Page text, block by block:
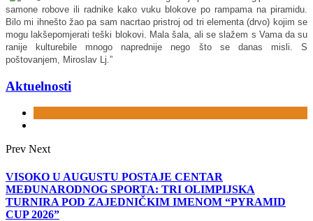
samone robove ili radnike kako vuku blokove po rampama na piramidu.
Bilo mi ihnešto žao pa sam nacrtao pristroj od tri elementa (drvo) kojim se
mogu lakšepomjerati teški blokovi. Mala šala, ali se slažem s Vama da su
ranije kulturebile mnogo naprednije nego što se danas misli. S
poštovanjem, Miroslav Lj.”
Aktuelnosti
Prev Next
VISOKO U AUGUSTU POSTAJE CENTAR
MEĐUNARODNOG SPORTA: TRI OLIMPIJSKA
TURNIRA POD ZAJEDNIČKIM IMENOM “PYRAMID
CUP 2026”